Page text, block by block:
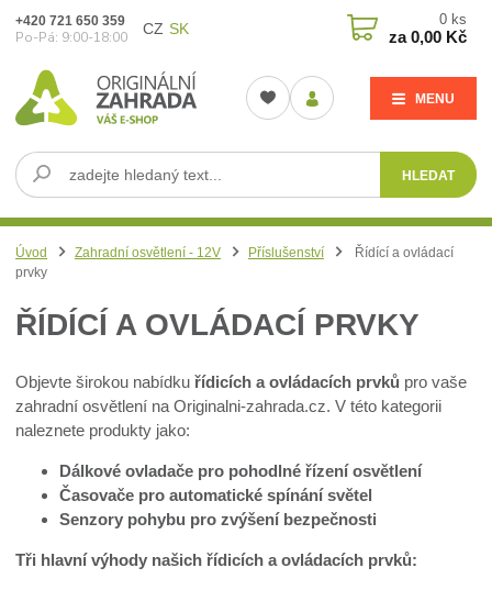
CZ SK
MENU
HLEDAT
+420 721 650 359
Po-Pá: 9:00-18:00
0 ks
za0,00 Kč
Úvod Zahradní osvětlení - 12V Příslušenství
Řídící a ovládací
prvky
ŘÍDÍCÍ A OVLÁDACÍ PRVKY
Objevte širokou nabídkuřídicích a ovládacích prvků pro vaše
zahradní osvětlení na Originalni-zahrada.cz. V této kategorii
naleznete produkty jako:
Dálkové ovladače pro pohodlné řízení osvětlení
Časovače pro automatické spínání světel
Senzory pohybu pro zvýšení bezpečnosti
Tři hlavní výhody našich řídicích a ovládacích prvků: